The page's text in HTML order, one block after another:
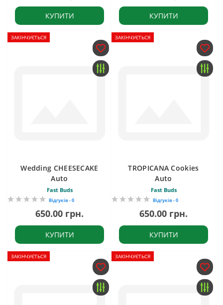
КУПИТИ КУПИТИ
ЗАКІНЧУЄТЬСЯ
Wedding CHEESECAKE
Auto
Fast Buds
Відгуків - 0
650.00 грн.
КУПИТИ
ЗАКІНЧУЄТЬСЯ
TROPICANA Cookies
Auto
Fast Buds
Відгуків - 0
650.00 грн.
КУПИТИ
ЗАКІНЧУЄТЬСЯ ЗАКІНЧУЄТЬСЯ